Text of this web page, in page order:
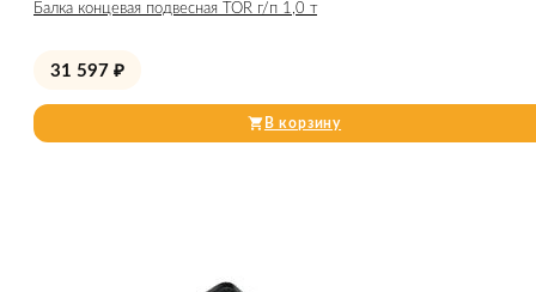
Балка концевая подвесная TOR г/п 1,0 т
31 597 ₽
В корзину